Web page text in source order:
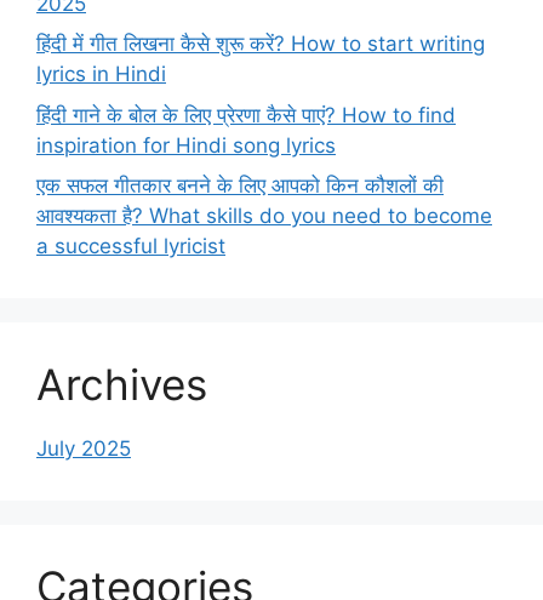
हिंदी में गीत लिखना कैसे शुरू करें? How to start writing
lyrics in Hindi
हिंदी गाने के बोल के लिए प्रेरणा कैसे पाएं? How to find
inspiration for Hindi song lyrics
एक सफल गीतकार बनने के लिए आपको किन कौशलों की
आवश्यकता है? What skills do you need to become
a successful lyricist
Archives
July 2025
Categories